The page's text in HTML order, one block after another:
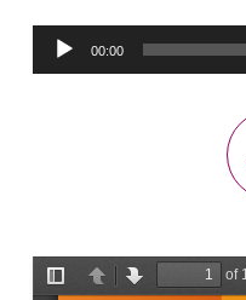
bénir
Lecteur
audio
00:00